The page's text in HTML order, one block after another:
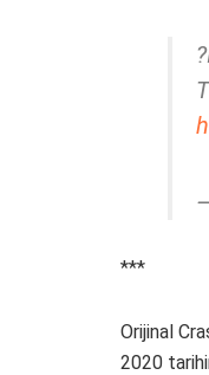
***
Orijinal
2020